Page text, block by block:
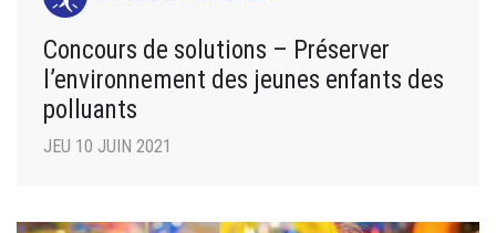
Concours de solutions – Préserver
l’environnement des jeunes enfants des
polluants
JEU 10 JUIN 2021